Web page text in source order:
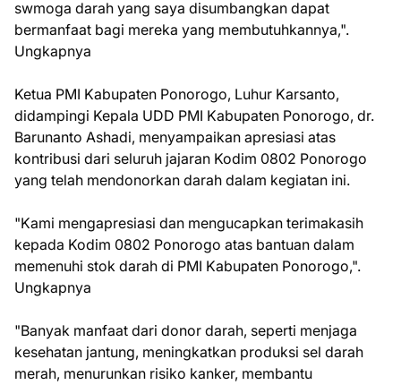
swmoga darah yang saya disumbangkan dapat
bermanfaat bagi mereka yang membutuhkannya,".
Ungkapnya
Ketua PMI Kabupaten Ponorogo, Luhur Karsanto,
didampingi Kepala UDD PMI Kabupaten Ponorogo, dr.
Barunanto Ashadi, menyampaikan apresiasi atas
kontribusi dari seluruh jajaran Kodim 0802 Ponorogo
yang telah mendonorkan darah dalam kegiatan ini.
"Kami mengapresiasi dan mengucapkan terimakasih
kepada Kodim 0802 Ponorogo atas bantuan dalam
memenuhi stok darah di PMI Kabupaten Ponorogo,".
Ungkapnya
"Banyak manfaat dari donor darah, seperti menjaga
kesehatan jantung, meningkatkan produksi sel darah
merah, menurunkan risiko kanker, membantu